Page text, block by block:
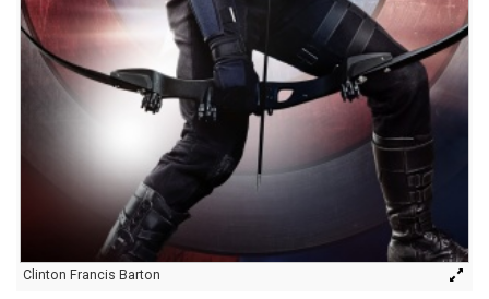
Clinton Francis Barton